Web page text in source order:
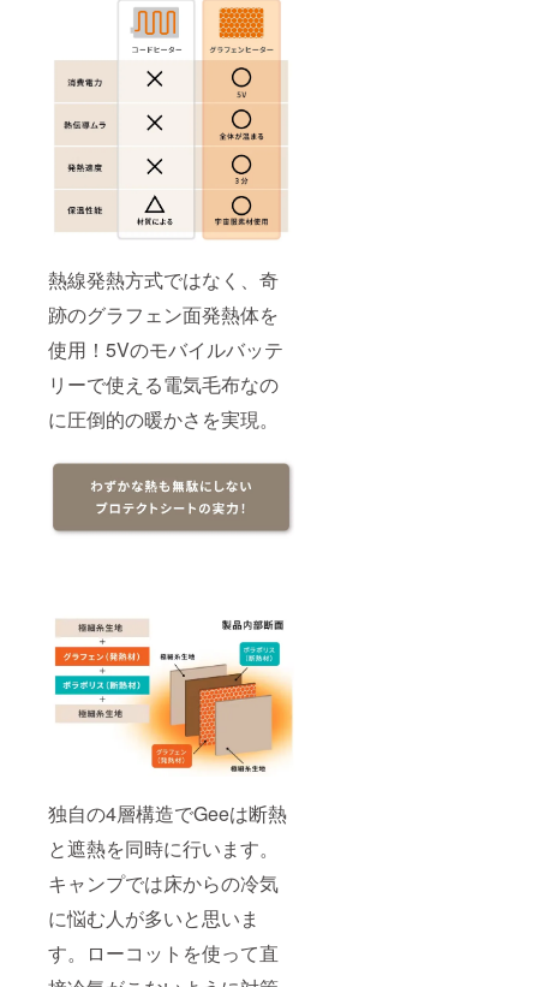
熱線発熱方式ではなく、奇
跡のグラフェン面発熱体を
使用！5Vのモバイルバッテ
リーで使える電気毛布なの
に圧倒的の暖かさを実現。
独自の4層構造でGeeは断熱
と遮熱を同時に行います。
キャンプでは床からの冷気
に悩む人が多いと思いま
す。ローコットを使って直